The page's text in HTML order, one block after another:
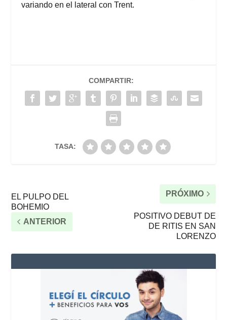
variando en el lateral con Trent.
COMPARTIR:
TASA:
EL PULPO DEL
BOHEMIO
ANTERIOR
PRÓXIMO
POSITIVO DEBUT DE
DE RITIS EN SAN
LORENZO